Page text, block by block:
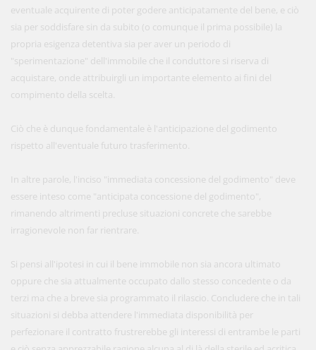
eventuale acquirente di poter godere anticipatamente del bene, e ciò
sia per soddisfare sin da subito (o comunque il prima possibile) la
propria esigenza detentiva sia per aver un periodo di
"sperimentazione" dell'immobile che il conduttore si riserva di
acquistare, onde attribuirgli un importante elemento ai fini del
compimento della scelta.
Ciò che è dunque fondamentale è l'anticipazione del godimento
rispetto all'eventuale futuro trasferimento.
In altre parole, l'inciso "immediata concessione del godimento" deve
essere inteso come "anticipata concessione del godimento",
rimanendo altrimenti precluse situazioni concrete che sarebbe
irragionevole non far rientrare.
Si pensi all'ipotesi in cui il bene immobile non sia ancora ultimato
oppure che sia attualmente occupato dallo stesso concedente o da
terzi ma che a breve sia programmato il rilascio. Concludere che in tali
situazioni si debba attendere l'immediata disponibilità per
perfezionare il contratto frustrerebbe gli interessi di entrambe le parti